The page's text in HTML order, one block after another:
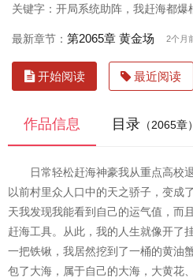
关键字：开局系统助阵，我赶海都爆
最新章节： 第2065章 黄金场 2个月
开始阅读 最近阅读
作品信息 目录 （2065章）
日常轻松赶海神豪我从重点高校
以前村里众人口中的天之骄子，变成
天我发现我能看到自己的运气值，而
赶海工具。从此，我的人生就像开了
一把铁锹，我居然挖到了一桶的黄油
包了大海，属于自己的大海，大黄花